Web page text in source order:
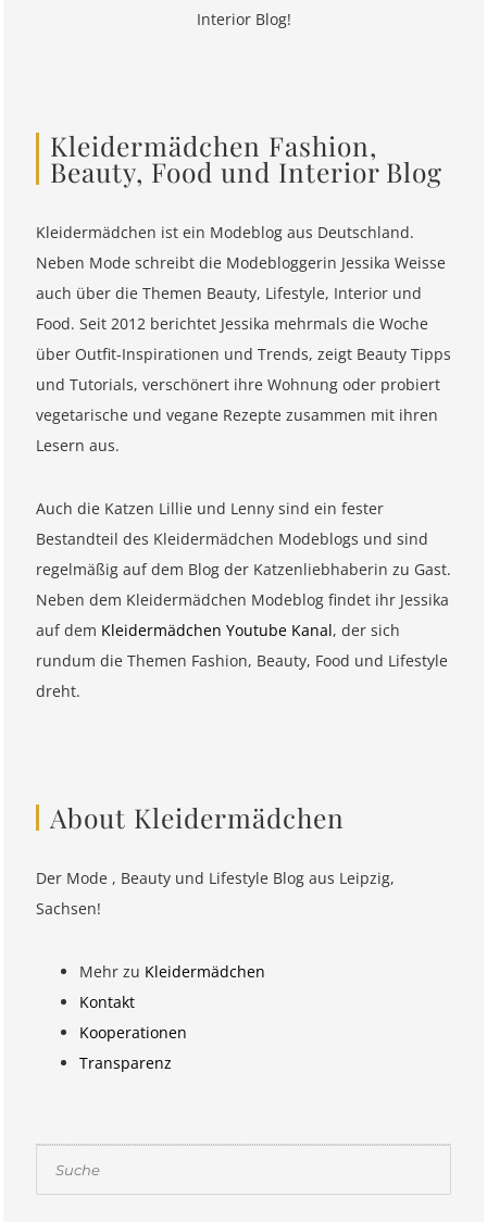
Interior Blog!
Kleidermädchen Fashion,
Beauty, Food und Interior Blog
Kleidermädchen ist ein Modeblog aus Deutschland.
Neben Mode schreibt die Modebloggerin Jessika Weisse
auch über die Themen Beauty, Lifestyle, Interior und
Food. Seit 2012 berichtet Jessika mehrmals die Woche
über Outfit-Inspirationen und Trends, zeigt Beauty Tipps
und Tutorials, verschönert ihre Wohnung oder probiert
vegetarische und vegane Rezepte zusammen mit ihren
Lesern aus.
Auch die Katzen Lillie und Lenny sind ein fester
Bestandteil des Kleidermädchen Modeblogs und sind
regelmäßig auf dem Blog der Katzenliebhaberin zu Gast.
Neben dem Kleidermädchen Modeblog findet ihr Jessika
auf dem Kleidermädchen Youtube Kanal, der sich
rundum die Themen Fashion, Beauty, Food und Lifestyle
dreht.
About Kleidermädchen
Der Mode , Beauty und Lifestyle Blog aus Leipzig,
Sachsen!
Mehr zu Kleidermädchen
Kontakt
Kooperationen
Transparenz